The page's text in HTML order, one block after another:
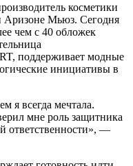
косметики
Аризоне Мьюз. Сегодня
чем с 40 обложек
поддерживает модные
инициативы в
я всегда мечтала.
мне роль защитника
ответственности», —